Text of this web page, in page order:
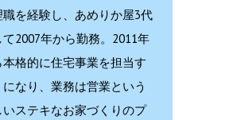
職を経験し、あめりか屋3代
て2007年から勤務。2011年
格的に住宅事業を担当す
になり、業務は営業という
いステキなお家づくりのプ